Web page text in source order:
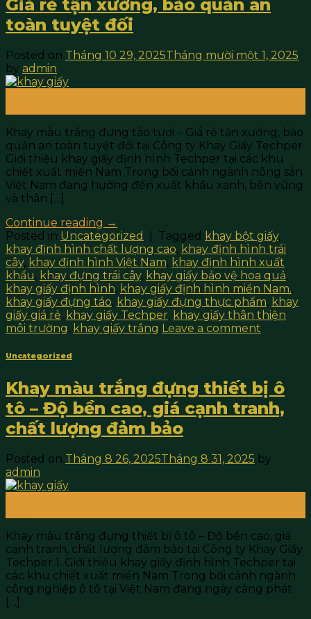
Giá rẻ tận xưởng, bảo quản an
toàn tuyệt đối
Posted on Tháng 10 29, 2025Tháng mười một 1, 2025
by admin
Khay màu trắng đựng táo tươi – Giá rẻ tận xưởng, bảo
quản an toàn tuyệt đối tại Công ty Khay Giấy Techper
Giới thiệu khay giấy định hình Techper tại các khu
chiết xuất miền Nam Trong bối cảnh ngành nông sản
Việt Nam đang hướng đến xuất khẩu xanh, bền vững
và thân […]
Continue reading →
Posted in Uncategorized Tagged khay bột giấy,
khay định hình chất lượng cao, khay định hình trái
cây, khay định hình Việt Nam, khay định hình xuất
khẩu, khay đựng trái cây, khay giấy bảo vệ hoa quả,
khay giấy định hình, khay giấy định hình miền Nam.,
khay giấy đựng táo, khay giấy đựng thực phẩm, khay
giấy giá rẻ, khay giấy Techper, khay giấy thân thiện
môi trường, khay giấy trắng Leave a comment
Uncategorized
Khay màu trắng đựng thiết bị ô
tô – Độ bền cao, giá cạnh tranh,
chất lượng đảm bảo
Posted on Tháng 8 26, 2025Tháng 8 31, 2025 by
admin
Khay màu trắng đựng thiết bị ô tô – Độ bền cao, giá
cạnh tranh, chất lượng đảm bảo tại Công ty Khay Giấy
Techper 1. Giới thiệu khay giấy định hình Techper tại
các khu chiết xuất miền Nam Trong bối cảnh ngành
công nghiệp ô tô tại Việt Nam đang ngày càng phát
[…]